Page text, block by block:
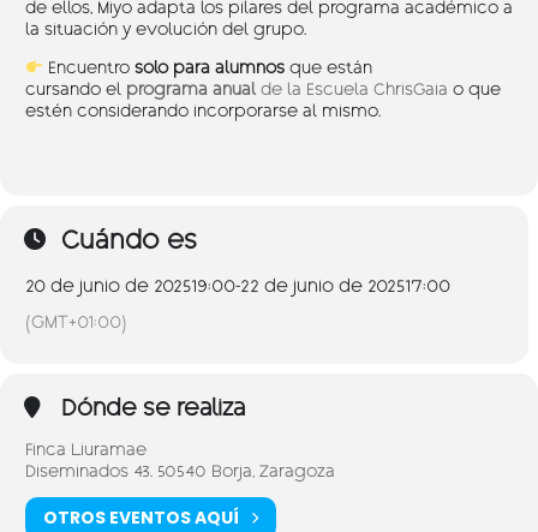
de ellos, Miyo adapta los pilares del programa académico a
la situación y evolución del grupo.
Encuentro solo para alumnosque están
cursando el programa anual de la Escuela ChrisGaia o que
estén considerando incorporarse al mismo.
Cuándo es
20 de junio de 202519:00-22 de junio de 202517:00
(GMT+01:00)
Dónde se realiza
Finca Liuramae
Diseminados 43. 50540 Borja, Zaragoza
OTROS EVENTOS AQUÍ